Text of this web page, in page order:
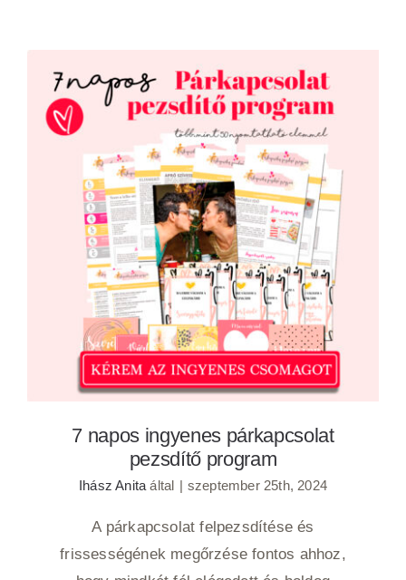
7 napos ingyenes párkapcsolat pezsdítő
program
7 napos ingyenes párkapcsolat
pezsdítő program
Ihász Anita által | szeptember 25th, 2024
A párkapcsolat felpezsdítése és
frissességének megőrzése fontos ahhoz,